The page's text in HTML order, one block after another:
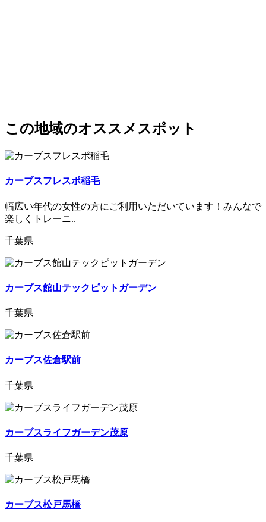
この地域のオススメスポット
カーブスフレスポ稲毛
幅広い年代の女性の方にご利用いただいています！みんなで
楽しくトレーニ..
千葉県
カーブス館山テックピットガーデン
千葉県
カーブス佐倉駅前
千葉県
カーブスライフガーデン茂原
千葉県
カーブス松戸馬橋